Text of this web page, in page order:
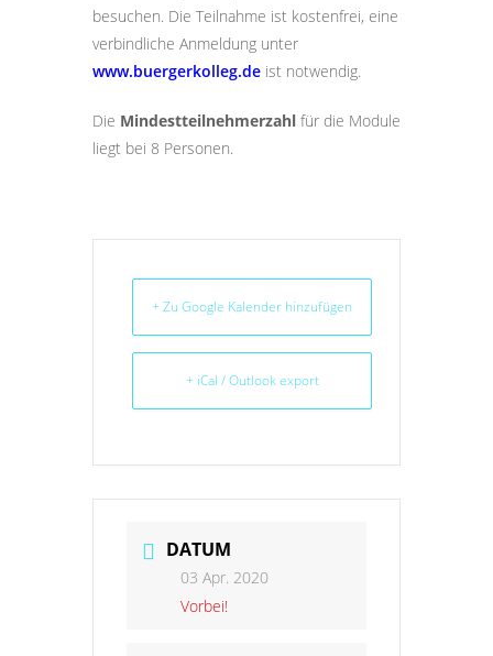
besuchen. Die Teilnahme ist kostenfrei, eine
verbindliche Anmeldung unter
www.buergerkolleg.de ist notwendig.
Die Mindestteilnehmerzahl für die Module
liegt bei 8 Personen.
+ Zu Google Kalender hinzufügen
+ iCal / Outlook export
DATUM
03 Apr. 2020
Vorbei!